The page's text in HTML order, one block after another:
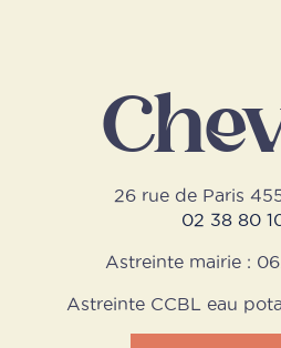
26 rue de Paris
02 38 80
Astreinte mairie :
Astreinte CCBL eau